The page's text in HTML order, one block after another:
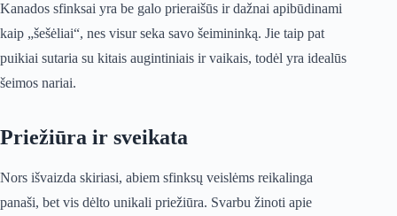
Kanados sfinksai yra be galo prieraišūs ir dažnai apibūdinami
kaip „šešėliai“, nes visur seka savo šeimininką. Jie taip pat
puikiai sutaria su kitais augintiniais ir vaikais, todėl yra idealūs
šeimos nariai.
Priežiūra ir sveikata
Nors išvaizda skiriasi, abiem sfinksų veislėms reikalinga
panaši, bet vis dėlto unikali priežiūra. Svarbu žinoti apie